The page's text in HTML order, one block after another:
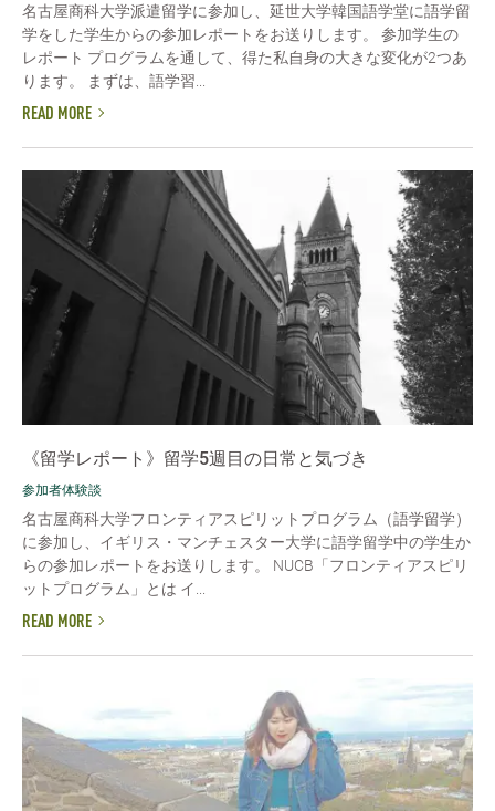
名古屋商科大学派遣留学に参加し、延世大学韓国語学堂に語学留
学をした学生からの参加レポートをお送りします。 参加学生の
レポート プログラムを通して、得た私自身の大きな変化が2つあ
ります。 まずは、語学習...
READ MORE
《留学レポート》留学5週目の日常と気づき
参加者体験談
名古屋商科大学フロンティアスピリットプログラム（語学留学）
に参加し、イギリス・マンチェスター大学に語学留学中の学生か
らの参加レポートをお送りします。 NUCB「フロンティアスピリ
ットプログラム」とは イ...
READ MORE